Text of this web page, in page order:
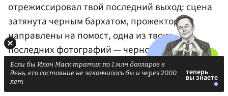
отрежиссировал твой последний выход: сцена
затянута черным бархатом, прожекторы
направлены на помост, одна из твоих
последних фотографий — черно-белая, где,
скрестив руки на груди, ты серьезно смотришь
в объектив, — висит, огромная, над сценой.
Если бы Илон Маск тратил по 1 млн долларов в
день, его состояние не закончилось бы и через 2000
лет